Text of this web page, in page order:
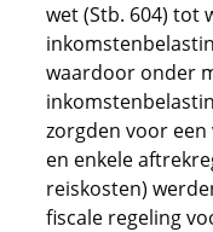
wet (Stb. 604) tot
waardoor onder
zorgden voor
en enkele
reiskosten)
fiscale regeling